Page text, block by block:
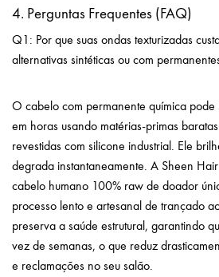
4. Perguntas Frequentes (FAQ)
Q1: Por que suas ondas texturizadas
alternativas sintéticas ou com
O cabelo com permanente química pode
em horas usando matérias-primas
revestidas com silicone industrial. Ele
degrada instantaneamente. A Sheen
cabelo humano 100% raw de doador
processo lento e artesanal de trançado
preserva a saúde estrutural, garantindo
vez de semanas, o que reduz
e reclamações no seu salão.